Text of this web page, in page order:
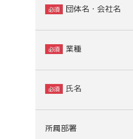
団体名・会社名
業種
氏名
所属部署